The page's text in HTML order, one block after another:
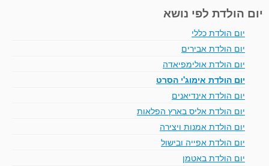
יום הולדת לפי נושא
יום הולדת כללי
יום הולדת אבירים
יום הולדת אולימפיאדה
יום הולדת אימוג'י הסרט
יום הולדת אינדיאנים
יום הולדת אליס בארץ הפלאות
יום הולדת אמנות ויצירה
יום הולדת אפייה ובישול
יום הולדת באטמן